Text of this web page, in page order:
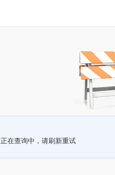
正在查询中，请刷新重试